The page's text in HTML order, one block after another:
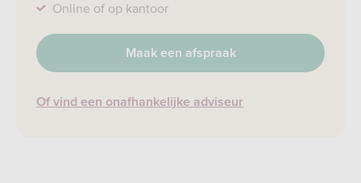
Online of op kantoor
Maak een afspraak
Of vind een onafhankelijke adviseur